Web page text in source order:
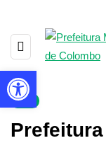
▼
Barra de Ferramentas Aberta